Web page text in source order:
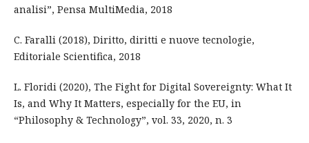
analisi”, Pensa MultiMedia, 2018
C. Faralli (2018), Diritto, diritti e nuove tecnologie,
Editoriale Scientifica, 2018
L. Floridi (2020), The Fight for Digital Sovereignty: What It
Is, and Why It Matters, especially for the EU, in
“Philosophy & Technology”, vol. 33, 2020, n. 3